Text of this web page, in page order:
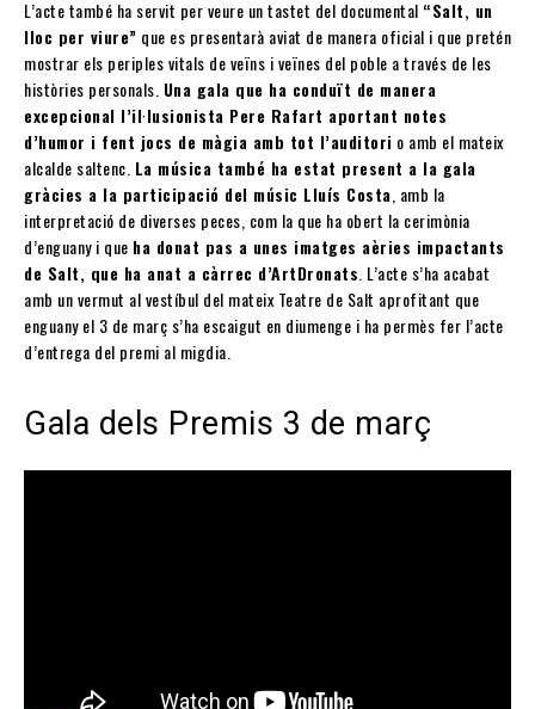
L’acte també ha servit per veure un tastet del documental “Salt, un
lloc per viure” que es presentarà aviat de manera oficial i que pretén
mostrar els periples vitals de veïns i veïnes del poble a través de les
històries personals. Una gala que ha conduït de manera
excepcional l’il·lusionista Pere Rafart aportant notes
d’humor i fent jocs de màgia amb tot l’auditori o amb el mateix
alcalde saltenc. La música també ha estat present a la gala
gràcies a la participació del músic Lluís Costa , amb la
interpretació de diverses peces, com la que ha obert la cerimònia
d’enguany i que ha donat pas a unes imatges aèries impactants
de Salt, que ha anat a càrrec d’ArtDronats . L’acte s’ha acabat
amb un vermut al vestíbul del mateix Teatre de Salt aprofitant que
enguany el 3 de març s’ha escaigut en diumenge i ha permès fer l’acte
d’entrega del premi al migdia.
Gala dels Premis 3 de març